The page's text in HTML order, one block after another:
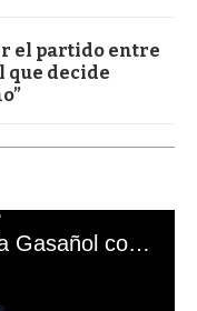
el partido entre
que decide
El mal momento de Yanina Gasañol con un hincha argentino en "Subrayado"